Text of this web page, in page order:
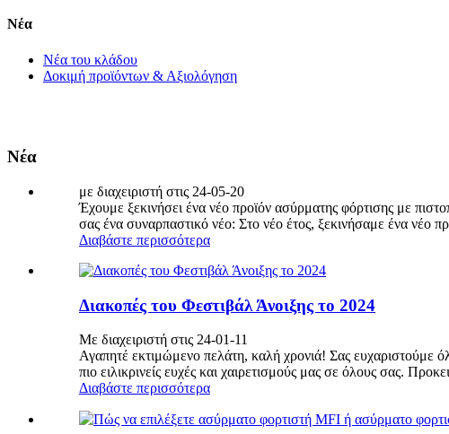
Νέα
Νέα του κλάδου
Δοκιμή προϊόντων & Αξιολόγηση
Νέα
με διαχειριστή στις 24-05-20
Έχουμε ξεκινήσει ένα νέο προϊόν ασύρματης φόρτισης με
σας ένα συναρπαστικό νέο: Στο νέο έτος, ξεκινήσαμε ένα νέο
Διαβάστε περισσότερα
Διακοπές του Φεστιβάλ Άνοιξης το 2024
Με διαχειριστή στις 24-01-11
Αγαπητέ εκτιμώμενο πελάτη, καλή χρονιά! Σας ευχαριστούμε
πιο ειλικρινείς ευχές και χαιρετισμούς μας σε όλους σας.
Διαβάστε περισσότερα